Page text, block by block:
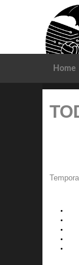
Home